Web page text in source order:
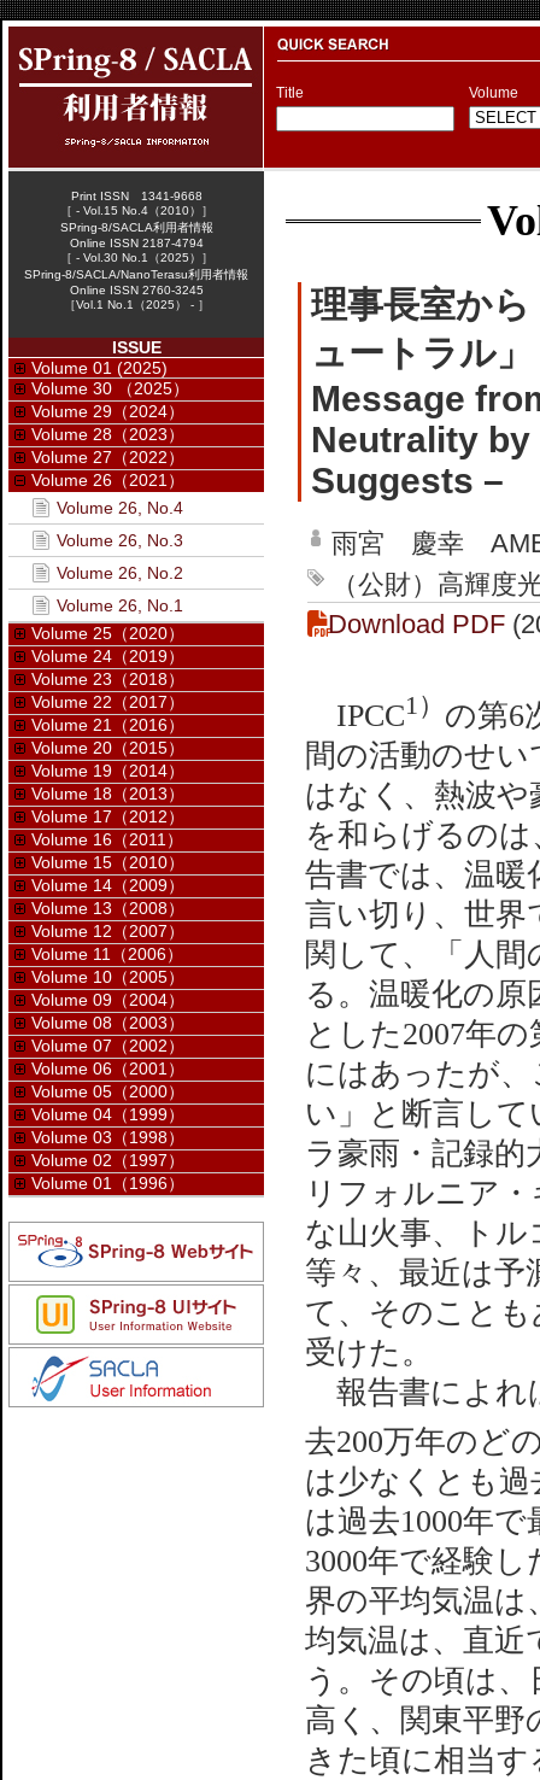
Title Volume
理事長室か
ュートラル
Message
Neutrality by
Suggests –
雨宮 慶幸
（公財）高輝
Download PDF
IPCC1） の第6
間の活動のせ
はなく、熱波
を和らげるの
告書では、温暖
言い切り、世界
関して、「人
る。温暖化の原
とした2007年
にはあったが
い」と断言し
ラ豪雨・記録
リフォルニア
な山火事、ト
等々、最近は予
て、そのこと
受けた。
報告書によれ
去200万年のど
は少なくとも過
は過去1000年
3000年で経験
界の平均気温は
均気温は、直近
う。その頃は
高く、関東平野
きた頃に相当
Print ISSN 1341-9668
［ - Vol.15 No.4（2010）］
SPring-8/SACLA利用者情報
Online ISSN 2187-4794
［ - Vol.30 No.1（2025）］
SPring-8/SACLA/NanoTerasu利用者情報
Online ISSN 2760-3245
［Vol.1 No.1（2025） - ］
ISSUE
Volume 01 (2025)
Volume 30 （2025）
Volume 29（2024）
Volume 28（2023）
Volume 27（2022）
Volume 26（2021）
Volume 26, No.4
Volume 26, No.3
Volume 26, No.2
Volume 26, No.1
Volume 25（2020）
Volume 24（2019）
Volume 23（2018）
Volume 22（2017）
Volume 21（2016）
Volume 20（2015）
Volume 19（2014）
Volume 18（2013）
Volume 17（2012）
Volume 16（2011）
Volume 15（2010）
Volume 14（2009）
Volume 13（2008）
Volume 12（2007）
Volume 11（2006）
Volume 10（2005）
Volume 09（2004）
Volume 08（2003）
Volume 07（2002）
Volume 06（2001）
Volume 05（2000）
Volume 04（1999）
Volume 03（1998）
Volume 02（1997）
Volume 01（1996）